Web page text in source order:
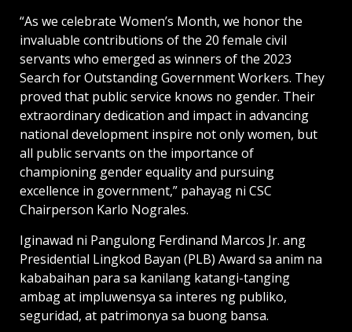
“As we celebrate Women’s Month, we honor the
invaluable contributions of the 20 female civil
servants who emerged as winners of the 2023
Search for Outstanding Government Workers. They
proved that public service knows no gender. Their
extraordinary dedication and impact in advancing
national development inspire not only women, but
all public servants on the importance of
championing gender equality and pursuing
excellence in government,” pahayag ni CSC
Chairperson Karlo Nograles.
Iginawad ni Pangulong Ferdinand Marcos Jr. ang
Presidential Lingkod Bayan (PLB) Award sa anim na
kababaihan para sa kanilang katangi-tanging
ambag at impluwensya sa interes ng publiko,
seguridad, at patrimonya sa buong bansa.